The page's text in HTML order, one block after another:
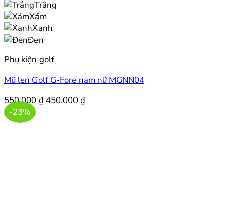
Trắng
Xám
Xanh
Đen
Phụ kiện golf
Mũ len Golf G-Fore nam nữ MGNN04
550.000₫ Giá
450.000 ₫Giá
-23%